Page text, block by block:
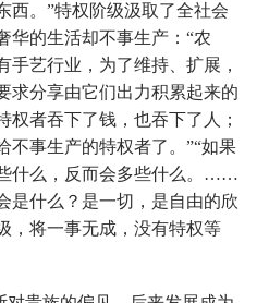
西。”特权阶级汲取了全社会
华的生活却不事生产：“农
手艺行业，为了维持、扩展，
求分享由它们出力积累起来的
权者吞下了钱，也吞下了人；
不事生产的特权者了。”“如果
什么，反而会多些什么。……
是什么？是一切，是自由的欣
，将一事无成，没有特权等